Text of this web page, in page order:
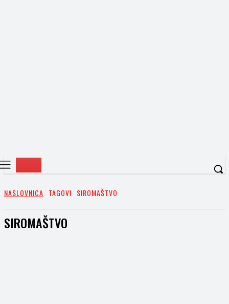
NASLOVNICA TAGOVI SIROMAŠTVO
SIROMAŠTVO